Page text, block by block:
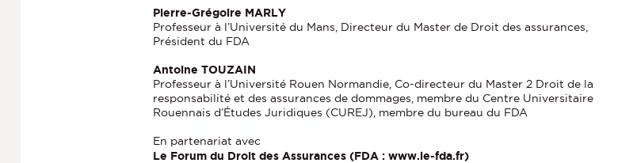
Pierre-Grégoire MARLY
Professeur à l’Université du Mans, Directeur du Master de Droit des assurances,
Président du FDA
Antoine TOUZAIN
Professeur à l’Université Rouen Normandie, Co-directeur du Master 2 Droit de la
responsabilité et des assurances de dommages, membre du Centre Universitaire
Rouennais d’Études Juridiques (CUREJ), membre du bureau du FDA
En partenariat avec
Le Forum du Droit des Assurances (FDA :www.le-fda.fr)